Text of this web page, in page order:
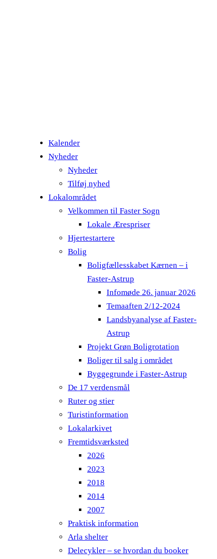
Kalender
Nyheder
Nyheder
Tilføj nyhed
Lokalområdet
Velkommen til Faster Sogn
Lokale Ærespriser
Hjertestartere
Bolig
Boligfællesskabet Kærnen – i
Faster-Astrup
Infomøde 26. januar 2026
Temaaften 2/12-2024
Landsbyanalyse af Faster-
Astrup
Projekt Grøn Boligrotation
Boliger til salg i området
Byggegrunde i Faster-Astrup
De 17 verdensmål
Ruter og stier
Turistinformation
Lokalarkivet
Fremtidsværksted
2026
2023
2018
2014
2007
Praktisk information
Arla shelter
Delecykler – se hvordan du booker